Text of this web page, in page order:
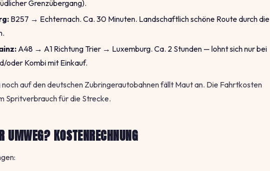
Grenzübergang).
B257 → Echternach. Ca. 30 Minuten. Landschaftlich schöne Route durch die
A48 → A1 Richtung Trier → Luxemburg. Ca. 2 Stunden — lohnt sich nur bei
oder Kombi mit Einkauf.
auf den deutschen Zubringerautobahnen fällt Maut an. Die Fahrtkosten
Spritverbrauch für die Strecke.
UMWEG? KOSTENRECHNUNG